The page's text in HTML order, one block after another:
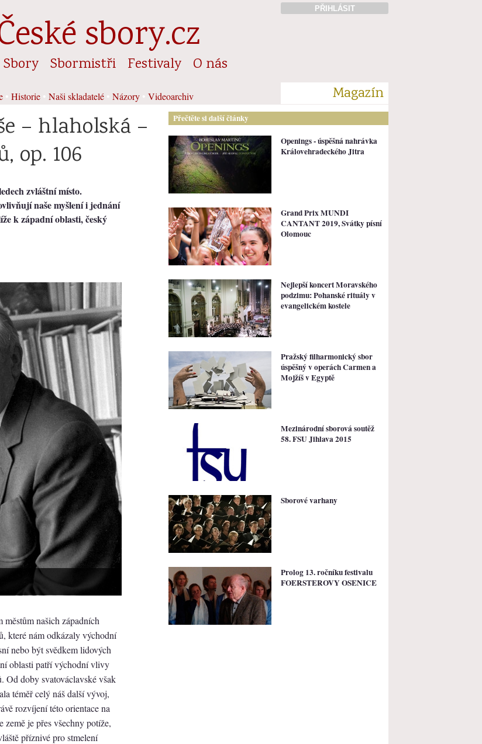
PŘIHLÁSIT
sbory.cz
Sbory Sbormistři Festivaly O nás
Historie Naši skladatelé Názory Videoarchiv Magazín
– hlaholská –
op. 106
zvláštní místo.
naše myšlení i jednání
k západní oblasti, český
našich západních
které nám odkázaly východní
nebo být svědkem lidových
oblasti patří východní vlivy
Od doby svatováclavské však
téměř celý náš další vývoj,
rozvíjení této orientace na
země je přes všechny potíže,
příznivé pro stmelení
Přečtěte si další články
Openings - úspěšná nahrávka
Královehradeckého Jitra
Grand Prix MUNDI
CANTANT 2019, Svátky písní
Olomouc
Nejlepší koncert Moravského
podzimu: Pohanské rituály v
evangelickém kostele
Pražský filharmonický sbor
úspěšný v operách Carmen a
Mojžíš v Egyptě
Mezinárodní sborová soutěž
58. FSU Jihlava 2015
Sborové varhany
Prolog 13. ročníku festivalu
FOERSTEROVY OSENICE